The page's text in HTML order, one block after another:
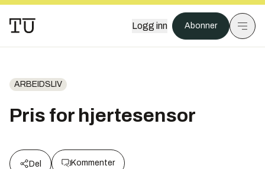
Logg inn Abonner
ARBEIDSLIV
Pris for hjertesensor
Del Kommenter